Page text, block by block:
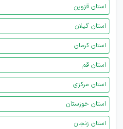
استان قزوین
استان گیلان
استان کرمان
استان قم
استان مرکزی
استان خوزستان
استان زنجان